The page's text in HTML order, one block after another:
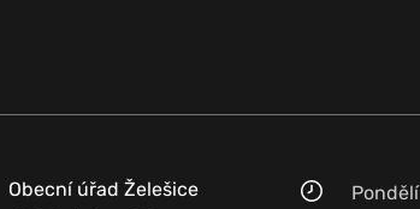
Obecní úřad Želešice
Pondělí